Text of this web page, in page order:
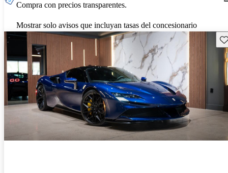
Compra con precios transparentes.
Mostrar solo avisos que incluyan tasas del concesionario